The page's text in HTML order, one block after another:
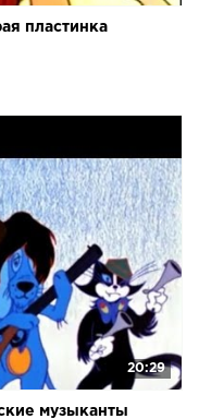
пластинка
20:29
музыканты